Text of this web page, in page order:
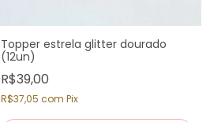
Topper estrela glitter dourado
(12un)
R$39,00
R$37,05 com Pix